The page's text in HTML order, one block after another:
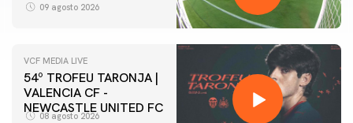
09 agosto 2026
VCF MEDIA LIVE
54º TROFEU TARONJA |
VALENCIA CF -
NEWCASTLE UNITED FC
08 agosto 2026